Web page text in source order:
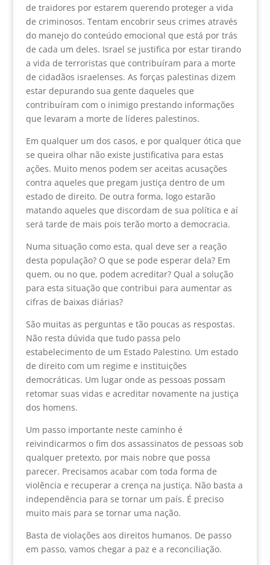
de traidores por estarem querendo proteger a vida
de criminosos. Tentam encobrir seus crimes através
do manejo do conteúdo emocional que está por trás
de cada um deles. Israel se justifica por estar tirando
a vida de terroristas que contribuíram para a morte
de cidadãos israelenses. As forças palestinas dizem
estar depurando sua gente daqueles que
contribuíram com o inimigo prestando informações
que levaram a morte de líderes palestinos.
Em qualquer um dos casos, e por qualquer ótica que
se queira olhar não existe justificativa para estas
ações. Muito menos podem ser aceitas acusações
contra aqueles que pregam justiça dentro de um
estado de direito. De outra forma, logo estarão
matando aqueles que discordam de sua política e aí
será tarde de mais pois terão morto a democracia.
Numa situação como esta, qual deve ser a reação
desta população? O que se pode esperar dela? Em
quem, ou no que, podem acreditar? Qual a solução
para esta situação que contribui para aumentar as
cifras de baixas diárias?
São muitas as perguntas e tão poucas as respostas.
Não resta dúvida que tudo passa pelo
estabelecimento de um Estado Palestino. Um estado
de direito com um regime e instituições
democráticas. Um lugar onde as pessoas possam
retomar suas vidas e acreditar novamente na justiça
dos homens.
Um passo importante neste caminho é
reivindicarmos o fim dos assassinatos de pessoas sob
qualquer pretexto, por mais nobre que possa
parecer. Precisamos acabar com toda forma de
violência e recuperar a crença na justiça. Não basta a
independência para se tornar um país. É preciso
muito mais para se tornar uma nação.
Basta de violações aos direitos humanos. De passo
em passo, vamos chegar a paz e a reconciliação.